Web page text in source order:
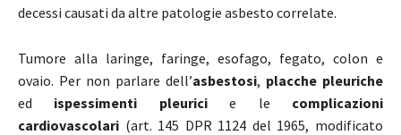
decessi causati da altre patologie asbesto correlate.
Tumore alla laringe, faringe, esofago, fegato, colon e
ovaio. Per non parlare dell’asbestosi, placche pleuriche
ed ispessimenti pleuricie le complicazioni
cardiovascolari (art. 145 DPR 1124 del 1965, modificato